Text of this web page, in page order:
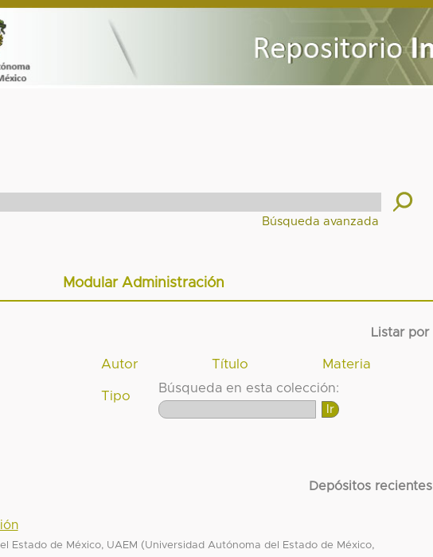
Modular Administración
Listar por
Autor Título Materia
Tipo
Búsqueda en esta colección:
Depósitos recientes
Estado de México, UAEM (Universidad Autónoma del Estado de México,